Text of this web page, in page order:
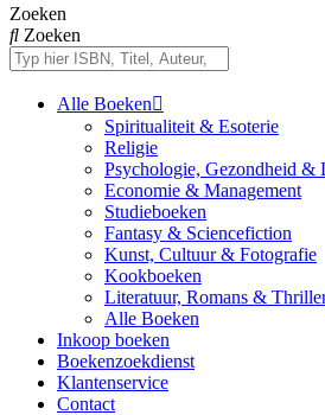
Zoeken
Zoeken
Alle Boeken
Spiritualiteit & Esoterie
Religie
Psychologie, Gezondheid &
Economie & Management
Studieboeken
Fantasy & Sciencefiction
Kunst, Cultuur & Fotografie
Kookboeken
Literatuur, Romans &
Alle Boeken
Inkoop boeken
Boekenzoekdienst
Klantenservice
Contact